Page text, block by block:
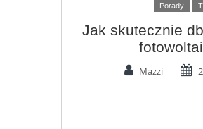
Porady
Jak skutecznie
Mazzi